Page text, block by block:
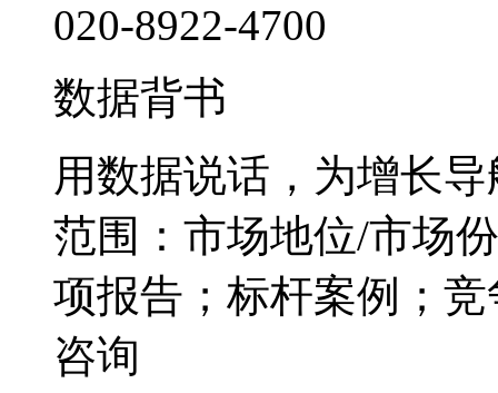
020-8922-4700
数据背书
用数据说话，为增长导
范围：市场地位/市场
项报告；标杆案例；
咨询